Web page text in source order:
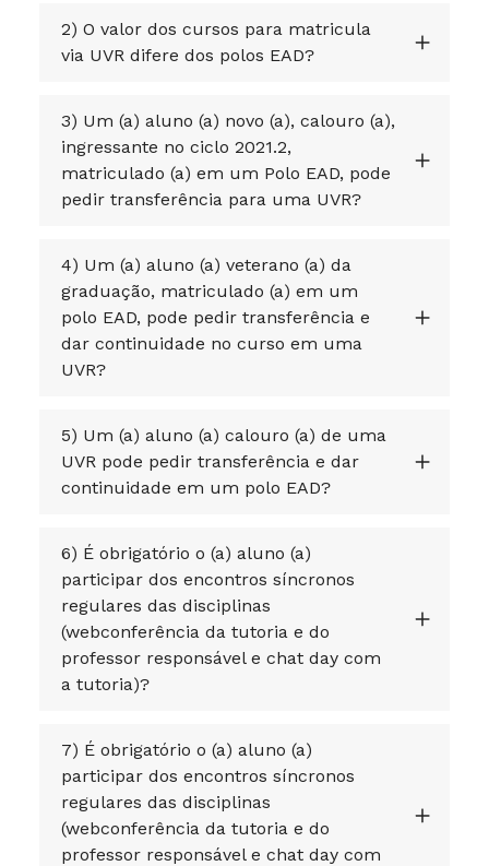
2) O valor dos cursos para matricula
via UVR difere dos polos EAD?
3) Um (a) aluno (a) novo (a), calouro (a),
ingressante no ciclo 2021.2,
matriculado (a) em um Polo EAD, pode
pedir transferência para uma UVR?
4) Um (a) aluno (a) veterano (a) da
graduação, matriculado (a) em um
polo EAD, pode pedir transferência e
dar continuidade no curso em uma
UVR?
5) Um (a) aluno (a) calouro (a) de uma
UVR pode pedir transferência e dar
continuidade em um polo EAD?
6) É obrigatório o (a) aluno (a)
participar dos encontros síncronos
regulares das disciplinas
(webconferência da tutoria e do
professor responsável e chat day com
a tutoria)?
7) É obrigatório o (a) aluno (a)
participar dos encontros síncronos
regulares das disciplinas
(webconferência da tutoria e do
professor responsável e chat day com